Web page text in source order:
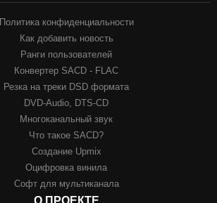
Политика конфиденциальности
Как добавить новость
Ранги пользователей
Конвертер SACD - FLAC
Резка на треки DSD формата
DVD-Audio, DTS-CD
Многоканальный звук
Что такое SACD?
Создание Upmix
Оцифровка винила
Софт для мультиканала
О ПРОЕКТЕ